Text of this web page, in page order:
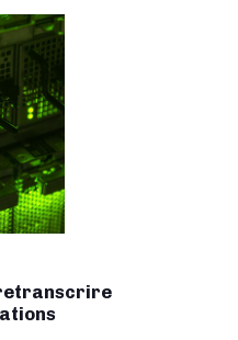
retranscrire